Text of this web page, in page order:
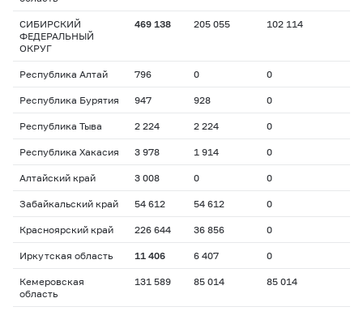
СИБИРСКИЙ
ФЕДЕРАЛЬНЫЙ
ОКРУГ
469 138 205 055 102 114
Республика Алтай 796 0 0
Республика Бурятия 947 928 0
Республика Тыва 2 224 2 224 0
Республика Хакасия 3 978 1 914 0
Алтайский край 3 008 0 0
Забайкальский край 54 612 54 612 0
Красноярский край 226 644 36 856 0
Иркутская область 11 406 6 407 0
Кемеровская
область
131 589 85 014 85 014